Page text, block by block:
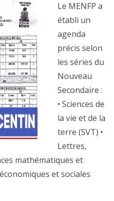
Le MENFP a
établi un
agenda
précis selon
les séries du
Nouveau
Secondaire :
• Sciences de
la vie et de la
terre (SVT) •
Lettres,
mathématiques et
et sociales